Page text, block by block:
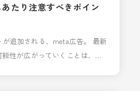
たり注意すべきポイン
追加される、meta広告。 最新
性が広がっていくことは、運